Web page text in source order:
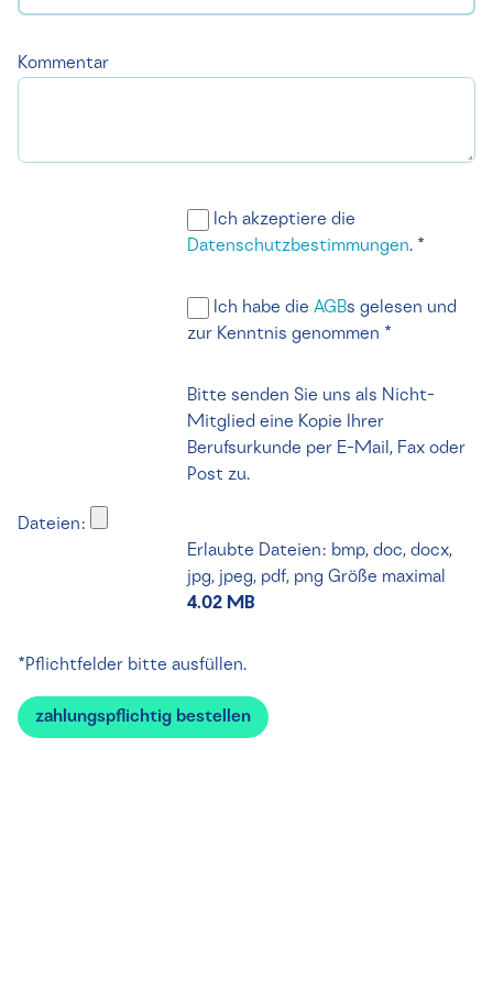
Kommentar
Ich akzeptiere die
Datenschutzbestimmungen. *
Ich habe die AGBs gelesen und
zur Kenntnis genommen *
Bitte senden Sie uns als Nicht-
Mitglied eine Kopie Ihrer
Berufsurkunde per E-Mail, Fax oder
Post zu.
Dateien:
Erlaubte Dateien: bmp, doc, docx,
jpg, jpeg, pdf, png Größe maximal
4.02 MB
*Pflichtfelder bitte ausfüllen.